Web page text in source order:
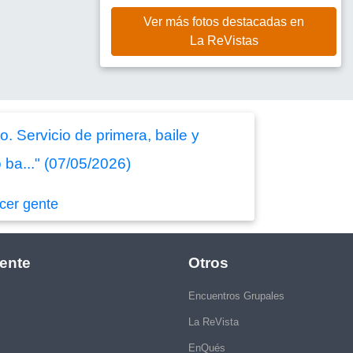
Ver más fotos destacadas en
La ReVistas
Servicio de primera, baile y
(07/05/2026)
gente
Otros
Encuentros Grupales
La ReVista
EnQués